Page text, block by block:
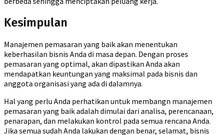
Kesimpulan
Manajemen pemasaran yang baik akan menentukan
keberhasilan bisnis Anda di masa depan. Dengan proses
pemasaran yang optimal, akan dipastikan Anda akan
mendapatkan keuntungan yang maksimal pada bisnis dan
anggota organisasi yang ada di dalamnya.
Hal yang perlu Anda perhatikan untuk membangn manajemen
pemasaran yang baik adalah dimulai dari analisa, perencanaan,
penarapan, dan melakukan kontrol pada semua rencana Anda.
Jika semua sudah Anda lakukan dengan benar, selamat, bisnis